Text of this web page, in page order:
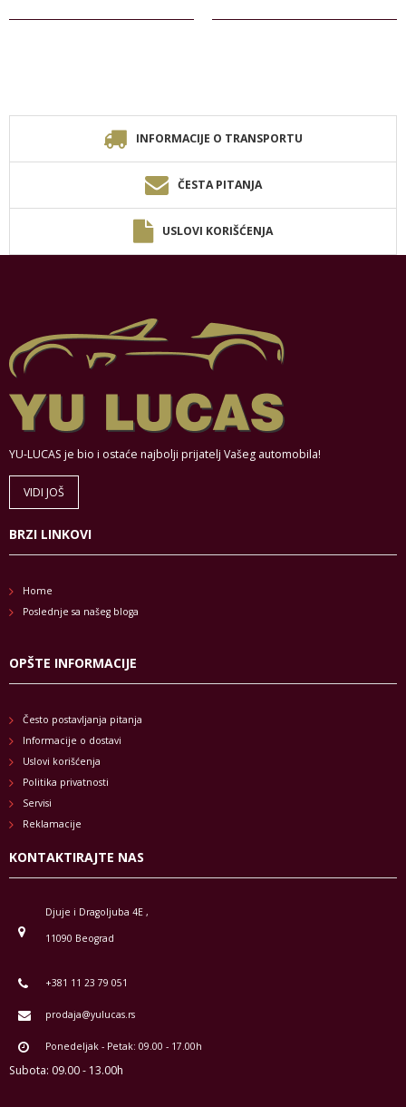
INFORMACIJE O TRANSPORTU
ČESTA PITANJA
USLOVI KORIŠĆENJA
YU-LUCAS je bio i ostaće najbolji prijatelj Vašeg automobila!
VIDI JOŠ
BRZI LINKOVI
Home
Poslednje sa našeg bloga
OPŠTE INFORMACIJE
Često postavljanja pitanja
Informacije o dostavi
Uslovi korišćenja
Politika privatnosti
Servisi
Reklamacije
KONTAKTIRAJTE NAS
Djuje i Dragoljuba 4E ,
11090 Beograd
+381 11 23 79 051
prodaja@yulucas.rs
Ponedeljak - Petak: 09.00 - 17.00h
Subota: 09.00 - 13.00h